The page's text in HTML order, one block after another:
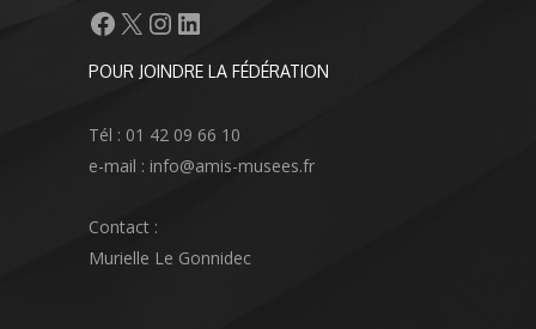
Facebook
X Instagram
LinkedIn
POUR JOINDRE LA FÉDÉRATION
Tél : 01 42 09 66 10
e-mail : info@amis-musees.fr
Contact :
Murielle Le Gonnidec